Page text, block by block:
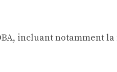
incluant notamment